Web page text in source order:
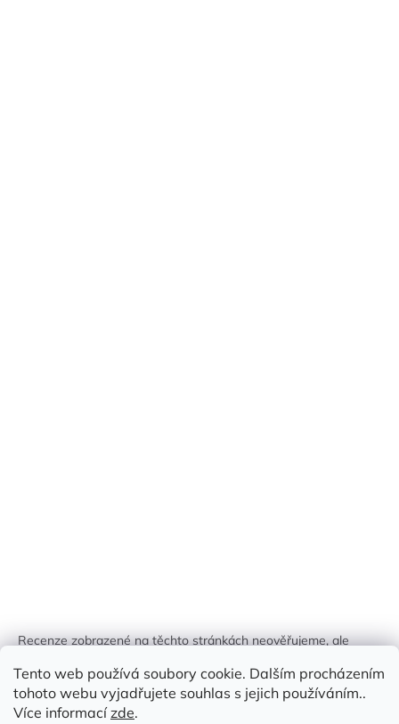
Tento web používá soubory cookie. Dalším procházením
tohoto webu vyjadřujete souhlas s jejich používáním..
Více informacízde.
Recenze zobrazené na těchto stránkách neověřujeme, ale
identifikován.